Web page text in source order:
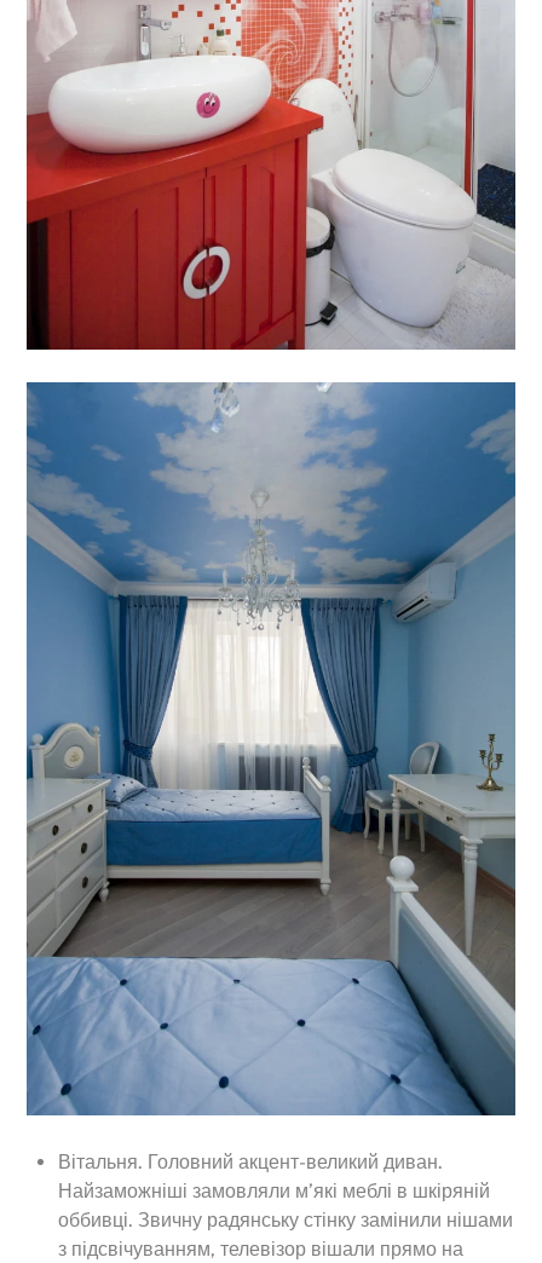
Вітальня. Головний акцент-великий диван.
Найзаможніші замовляли м’які меблі в шкіряній
оббивці. Звичну радянську стінку замінили нішами
з підсвічуванням, телевізор вішали прямо на